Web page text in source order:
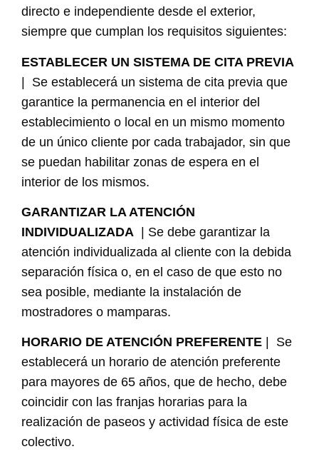
directo e independiente desde el exterior,
siempre que cumplan los requisitos siguientes:
ESTABLECER UN SISTEMA DE CITA PREVIA
| Se establecerá un sistema de cita previa que
garantice la permanencia en el interior del
establecimiento o local en un mismo momento
de un único cliente por cada trabajador, sin que
se puedan habilitar zonas de espera en el
interior de los mismos.
GARANTIZAR LA ATENCIÓN
INDIVIDUALIZADA | Se debe garantizar la
atención individualizada al cliente con la debida
separación física o, en el caso de que esto no
sea posible, mediante la instalación de
mostradores o mamparas.
HORARIO DE ATENCIÓN PREFERENTE | Se
establecerá un horario de atención preferente
para mayores de 65 años, que de hecho, debe
coincidir con las franjas horarias para la
realización de paseos y actividad física de este
colectivo.